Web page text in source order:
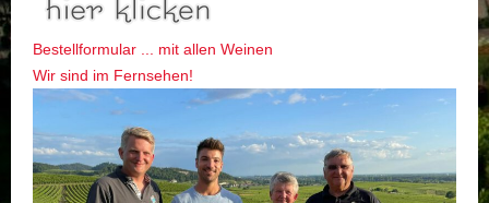
Bestellformular ... mit allen Weinen
Wir sind im Fernsehen!